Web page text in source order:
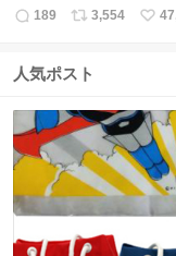
返
数
189
リ
ス
数
3,554
い
人気ポスト